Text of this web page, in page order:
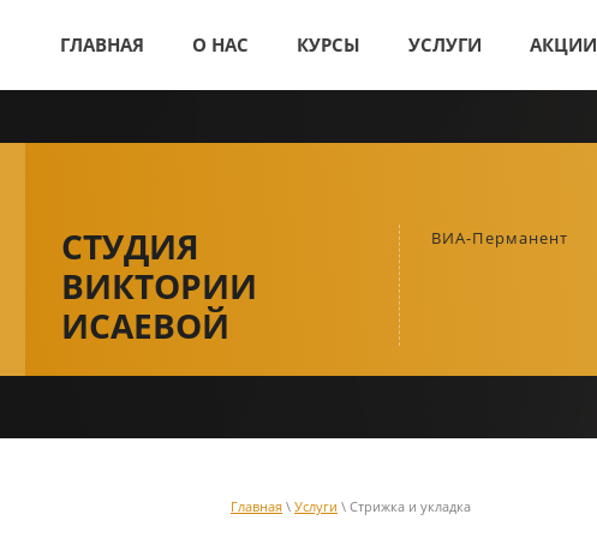
ГЛАВНАЯ О НАС КУРСЫ УСЛУГИ АКЦИИ
СТУДИЯ
ВИКТОРИИ
ИСАЕВОЙ
ВИА-Перманент
Главная \ Услуги \ Стрижка и укладка